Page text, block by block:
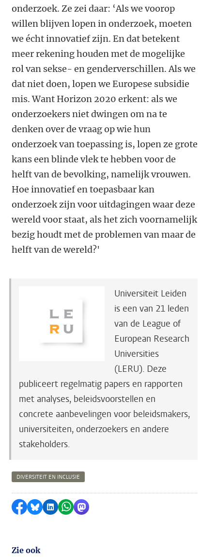
onderzoek. Ze zei daar: ‘Als we voorop
willen blijven lopen in onderzoek, moeten
we écht innovatief zijn. En dat betekent
meer rekening houden met de mogelijke
rol van sekse- en genderverschillen. Als we
dat niet doen, lopen we Europese subsidie
mis. Want Horizon 2020 erkent: als we
onderzoekers niet dwingen om na te
denken over de vraag op wie hun
onderzoek van toepassing is, lopen ze grote
kans een blinde vlek te hebben voor de
helft van de bevolking, namelijk vrouwen.
Hoe innovatief en toepasbaar kan
onderzoek zijn voor uitdagingen waar deze
wereld voor staat, als het zich voornamelijk
bezig houdt met de problemen van maar de
helft van de wereld?'
Universiteit Leiden
is een van 21 leden
van de League of
European Research
Universities
(LERU). Deze
publiceert regelmatig papers en rapporten
met analyses, beleidsvoorstellen en
concrete aanbevelingen voor beleidsmakers,
universiteiten, onderzoekers en andere
stakeholders.
DIVERSITEIT EN INCLUSIE
Delen op Facebook
Delen via Bluesky
Delen op LinkedIn
Delen via WhatsApp
Delen via Mastodon
Zie ook